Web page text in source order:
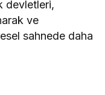
devletleri,
ve
sahnede daha